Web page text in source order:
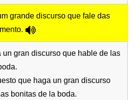
grande discurso que fale das
un gran discurso que hable de las
que haga un gran discurso
bonitas de la boda.